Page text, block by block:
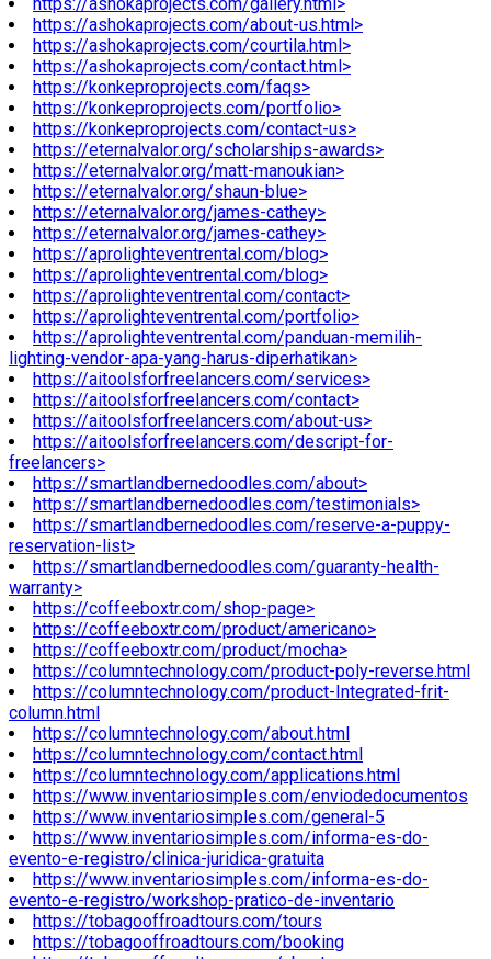
https://ashokaprojects.com/about-us.html>
https://ashokaprojects.com/courtila.html>
https://ashokaprojects.com/contact.html>
https://konkeproprojects.com/faqs>
https://konkeproprojects.com/portfolio>
https://konkeproprojects.com/contact-us>
https://eternalvalor.org/scholarships-awards>
https://eternalvalor.org/matt-manoukian>
https://eternalvalor.org/shaun-blue>
https://eternalvalor.org/james-cathey>
https://eternalvalor.org/james-cathey>
https://aprolighteventrental.com/blog>
https://aprolighteventrental.com/blog>
https://aprolighteventrental.com/contact>
https://aprolighteventrental.com/portfolio>
https://aprolighteventrental.com/panduan-memilih-
lighting-vendor-apa-yang-harus-diperhatikan>
https://aitoolsforfreelancers.com/services>
https://aitoolsforfreelancers.com/contact>
https://aitoolsforfreelancers.com/about-us>
https://aitoolsforfreelancers.com/descript-for-
freelancers>
https://smartlandbernedoodles.com/about>
https://smartlandbernedoodles.com/testimonials>
https://smartlandbernedoodles.com/reserve-a-puppy-
reservation-list>
https://smartlandbernedoodles.com/guaranty-health-
warranty>
https://coffeeboxtr.com/shop-page>
https://coffeeboxtr.com/product/americano>
https://coffeeboxtr.com/product/mocha>
https://columntechnology.com/product-poly-reverse.html
https://columntechnology.com/product-Integrated-frit-
column.html
https://columntechnology.com/about.html
https://columntechnology.com/contact.html
https://columntechnology.com/applications.html
https://www.inventariosimples.com/enviodedocumentos
https://www.inventariosimples.com/general-5
https://www.inventariosimples.com/informa-es-do-
evento-e-registro/clinica-juridica-gratuita
https://www.inventariosimples.com/informa-es-do-
evento-e-registro/workshop-pratico-de-inventario
https://tobagooffroadtours.com/tours
https://tobagooffroadtours.com/booking